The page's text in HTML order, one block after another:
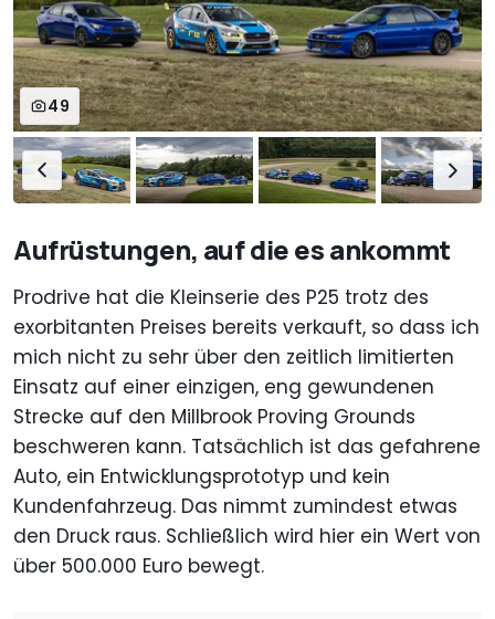
49
Aufrüstungen, auf die es ankommt
Prodrive hat die Kleinserie des P25 trotz des
exorbitanten Preises bereits verkauft, so dass ich
mich nicht zu sehr über den zeitlich limitierten
Einsatz auf einer einzigen, eng gewundenen
Strecke auf den Millbrook Proving Grounds
beschweren kann. Tatsächlich ist das gefahrene
Auto, ein Entwicklungsprototyp und kein
Kundenfahrzeug. Das nimmt zumindest etwas
den Druck raus. Schließlich wird hier ein Wert von
über 500.000 Euro bewegt.